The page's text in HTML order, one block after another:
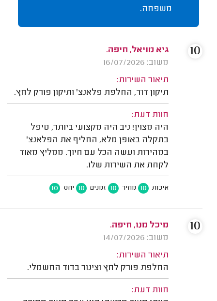
משפחה.
גיא מויאל, חיפה.
משוב: 16/07/2026
תיאור השירות:
תיקון דוד, החלפת פלאנצ' ותיקון פורק לחץ.
חוות דעת:
היה מצוין! ניב היה מקצועי ביותר, טיפל
בתקלה באופן מלא, החליף את הפלאנצ'
במהירות ועשה הכל עם חיוך. ממליץ מאוד
לקחת את השירות שלו.
איכות 10 מחיר 10 זמנים 10 יחס 10
10
מיכל מנו, חיפה.
משוב: 14/07/2026
תיאור השירות:
החלפת פורק לחץ וצינור בדוד החשמלי.
חוות דעת:
10